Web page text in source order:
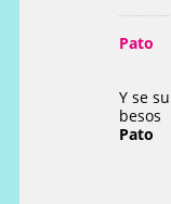
Pato
Y se
besos
Pato